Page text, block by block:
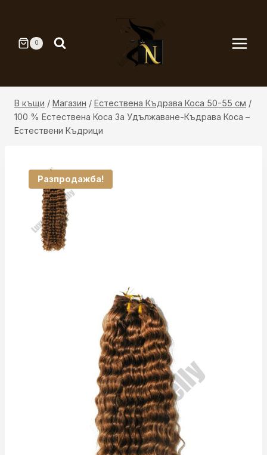
0
В къщи / Магазин / Естествена Къдрава Коса 50-55 см /
100 % Естествена Коса За Удължаване-Къдрава Коса –
Естествени Къдрици
Разпродажба!